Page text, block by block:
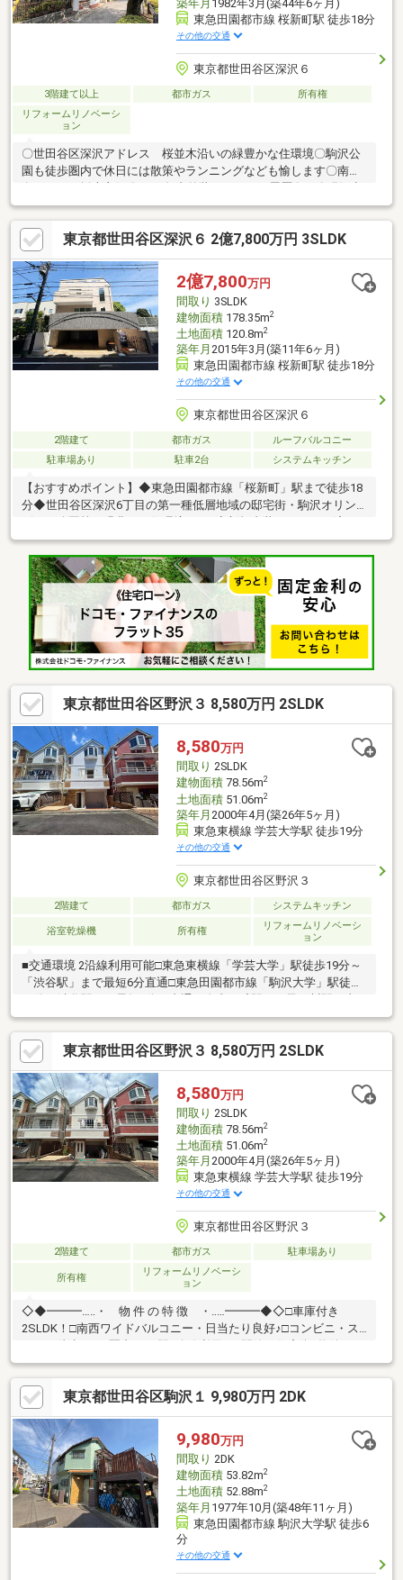
築年月 1982年3月(築44年6ヶ月)
東急田園都市線 桜新町駅 徒歩18分
その他の交通
東京都世田谷区深沢６
3階建て以上 都市ガス
所有権
リフォームリノベーシ
ョン
〇世田谷区深沢アドレス 桜並木沿いの緑豊かな住環境〇駒沢公
園も徒歩圏内で休日には散策やランニングなども愉します〇南西
室につき室内ゆっくりとご覧いただけます！ お気軽にお問い合
わせください
東京都世田谷区深沢６ 2億7,800万円 3SLDK
2億7,800万円
間取り 3SLDK
建物面積178.35m2
土地面積120.8m2
築年月 2015年3月(築11年6ヶ月)
東急田園都市線 桜新町駅 徒歩18分
その他の交通
東京都世田谷区深沢６
2階建て 都市ガス
ルーフバルコニー
駐車場あり
駐車2台 システムキッチン
【おすすめポイント】◆東急田園都市線「桜新町」駅まで徒歩18
分◆世田谷区深沢6丁目の第一種低層地域の邸宅街・駒沢オリン
美麗物件◇建物面積178.35㎡のゆとりある3LDK・約17.2帖の大型
LDKは天カセエアコン完備！・開放的なルーフバルコニーでおう
ち時間も充実♪・車庫は広々2台分（約24.4帖）を確保！・食洗機
や浴室乾燥機、WICなど設備も満載です！
東京都世田谷区野沢３ 8,580万円 2SLDK
8,580万円
間取り 2SLDK
建物面積78.56m2
土地面積51.06m2
築年月 2000年4月(築26年5ヶ月)
東急東横線 学芸大学駅 徒歩19分
その他の交通
東京都世田谷区野沢３
2階建て 都市ガス システムキッチン
浴室乾燥機 所有権
リフォームリノベーシ
ョン
■交通環境 2沿線利用可能□東急東横線「学芸大学」駅徒歩19分～
「渋谷駅」まで最短6分直通□東急田園都市線「駒沢大学」駅徒歩
通■リフォーム内容□キッチン、浴室、洗面化粧台、トイレ新規交
換□壁、床□外壁、屋根塗装など■周辺環境□世田谷区立中丸小学校
まで徒歩1分□世田谷区立野沢公園まで徒歩3分□信濃屋野沢店まで
徒歩3分■POINT□ご家族が集まりやすく、荷物の運搬が楽な1階リ
ビングは、あかるい4面採光□動線が良く、お部屋がすっきり見え
る壁付けキッチン□各居室独立なのでおうち時間を快適に過ごせ
ます
東京都世田谷区野沢３ 8,580万円 2SLDK
8,580万円
間取り 2SLDK
建物面積78.56m2
土地面積51.06m2
築年月 2000年4月(築26年5ヶ月)
東急東横線 学芸大学駅 徒歩19分
その他の交通
東京都世田谷区野沢３
2階建て 都市ガス 駐車場あり
所有権
リフォームリノベーシ
ョン
◇◆━━━…‥・ 物 件 の 特 徴 ・‥…━━━◆◇□車庫付き
2SLDK！□南西ワイドバルコニー・日当たり良好♪□コンビニ・ス
問合せはアドキャスト三軒茶屋支店まで【0120-974-313】♪♪
東京都世田谷区駒沢１ 9,980万円 2DK
9,980万円
間取り 2DK
建物面積53.82m2
土地面積52.88m2
築年月 1977年10月(築48年11ヶ月)
東急田園都市線 駒沢大学駅 徒歩6
分
その他の交通